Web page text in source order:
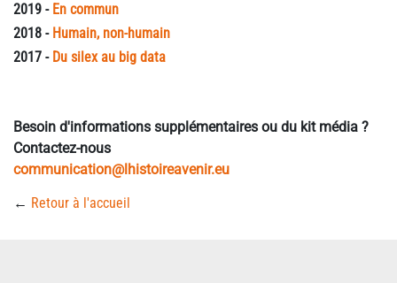
2019 - En commun
2018 - Humain, non-humain
2017 - Du silex au big data
Besoin d'informations supplémentaires ou du kit média ?
Contactez-nous
communication@lhistoireavenir.eu
← Retour à l'accueil